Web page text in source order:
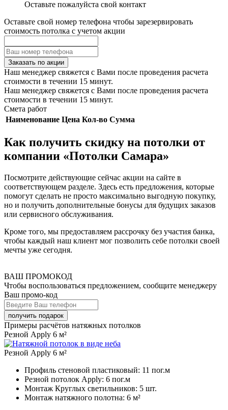
Оставьте пожалуйста свой контакт
Оставьте свой номер телефона чтобы зарезервировать
стоимость потолка с учетом акции
Заказать по акции
Наш менеджер свяжется с Вами после проведения расчета
стоимости в течении 15 минут.
Наш менеджер свяжется с Вами после проведения расчета
стоимости в течении 15 минут.
Смета работ
Наименование Цена Кол-во Сумма
Как получить скидку на потолки от
компании «Потолки Самара»
Посмотрите действующие сейчас акции на сайте в
соответствующем разделе. Здесь есть предложения, которые
помогут сделать не просто максимально выгодную покупку,
но и получить дополнительные бонусы для будущих заказов
или сервисного обслуживания.
Кроме того, мы предоставляем рассрочку без участия банка,
чтобы каждый наш клиент мог позволить себе потолки своей
мечты уже сегодня.
ВАШ ПРОМОКОД
Чтобы воспользоваться предложением, сообщите менеджеру
Ваш промо-код
Примеры расчётов натяжных потолков
Резной Apply 6 м²
Резной Apply 6 м²
Профиль стеновой пластиковый: 11 пог.м
Резной потолок Apply: 6 пог.м
Монтаж Круглых светильников: 5 шт.
Монтаж натяжного полотна: 6 м²